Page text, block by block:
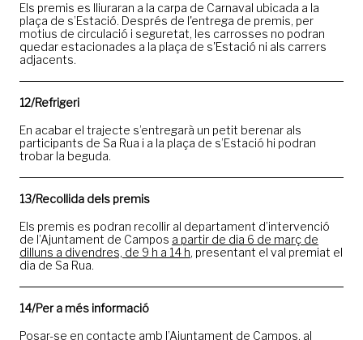
Els premis es lliuraran a la carpa de Carnaval ubicada a la
plaça de s’Estació. Després de l'entrega de premis, per
motius de circulació i seguretat, les carrosses no podran
quedar estacionades a la plaça de s'Estació ni als carrers
adjacents.
12/Refrigeri
En acabar el trajecte s’entregarà un petit berenar als
participants de Sa Rua i a la plaça de s’Estació hi podran
trobar la beguda.
13/Recollida dels premis
Els premis es podran recollir al departament d’intervenció
de l’Ajuntament de Campos a partir de dia 6 de març de
dilluns a divendres, de 9 h a 14 h, presentant el val premiat el
dia de Sa Rua.
14/Per a més informació
Posar-se en contacte amb l’Ajuntament de Campos, al